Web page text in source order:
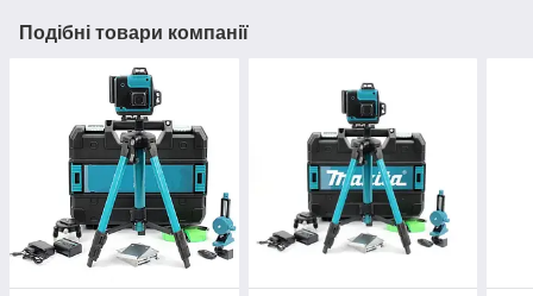
Подібні товари компанії